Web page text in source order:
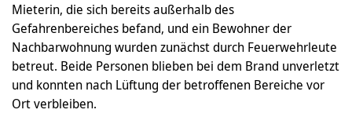
Mieterin, die sich bereits außerhalb des
Gefahrenbereiches befand, und ein Bewohner der
Nachbarwohnung wurden zunächst durch Feuerwehrleute
betreut. Beide Personen blieben bei dem Brand unverletzt
und konnten nach Lüftung der betroffenen Bereiche vor
Ort verbleiben.